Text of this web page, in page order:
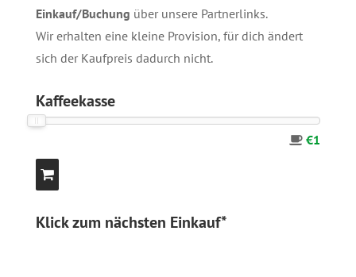
Einkauf/Buchung über unsere Partnerlinks.
Wir erhalten eine kleine Provision, für dich ändert
sich der Kaufpreis dadurch nicht.
Kaffeekasse
€1
Klick zum nächsten Einkauf*